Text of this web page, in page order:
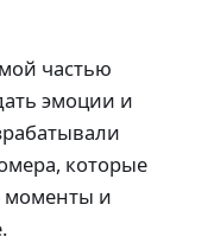
частью
эмоции и
которые
моменты и